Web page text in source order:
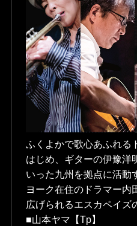
ふくよかで歌心あふれる
はじめ、ギターの伊豫洋
いった九州を拠点に活動
ヨーク在住のドラマー内
広げられるエスカペイズ
■山本ヤマ【Tp】